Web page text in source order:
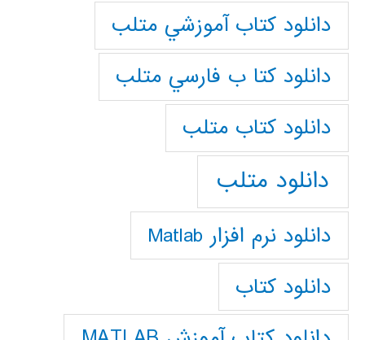
دانلود كتاب آموزشي متلب
دانلود كتا ب فارسي متلب
دانلود كتاب متلب
دانلود متلب
دانلود نرم افزار Matlab
دانلود کتاب